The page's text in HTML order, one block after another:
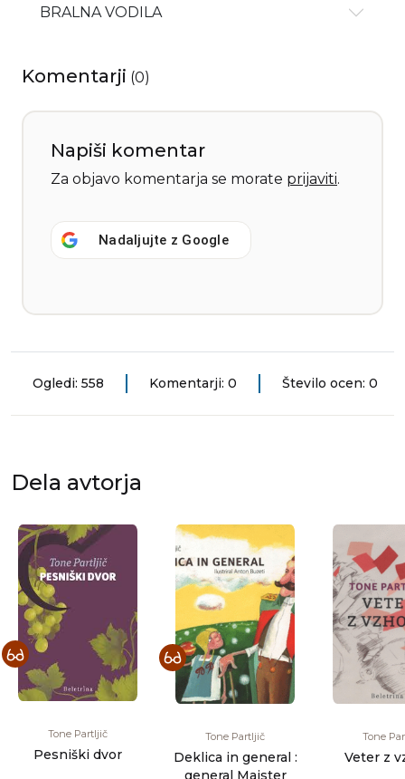
BRALNA VODILA
Komentarji (0)
Napiši komentar
Za objavo komentarja se morate prijaviti.
Nadaljujte z Google
Ogledi: 558 Komentarji: 0 Število ocen: 0
Dela avtorja
Tone Partljič
Pesniški dvor
Tone Partljič
Deklica in general :
general Maister
Tone
Veter z